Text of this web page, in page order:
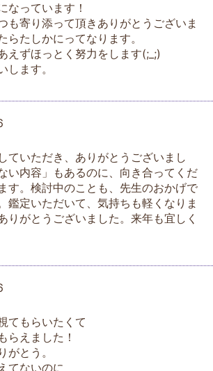
なっています！
も寄り添って頂きありがとうございま
らたしかにってなります。
えずほっとく努力をします(;_;)
します。
ていただき、ありがとうございまし
い内容」もあるのに、向き合ってくだ
す。検討中のことも、先生のおかげで
鑑定いただいて、気持ちも軽くなりま
りがとうございました。来年も宜しく
てもらいたくて
らえました！
がとう。
てないのに